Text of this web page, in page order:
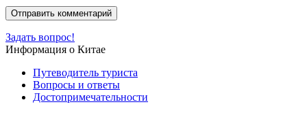
Задать вопрос!
Информация о Китае
Путеводитель туриста
Вопросы и ответы
Достопримечательности